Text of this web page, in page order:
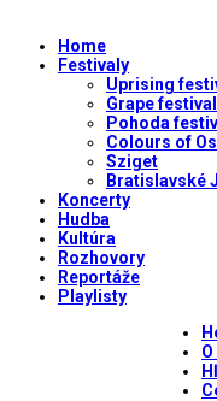
Home
Festivaly
Uprising
Grape festival
Pohoda
Colours of
Sziget
Bratislavské
Koncerty
Hudba
Kultúra
Rozhovory
Reportáže
Playlisty